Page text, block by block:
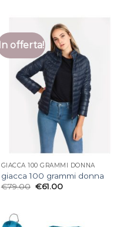
In offerta!
GIACCA 100 GRAMMI DONNA
giacca 100 grammi donna
€79.00 €61.00